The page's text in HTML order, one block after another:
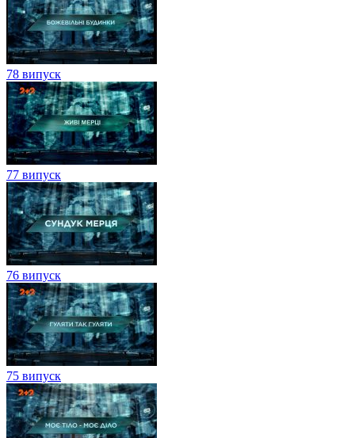
78 випуск
77 випуск
76 випуск
75 випуск